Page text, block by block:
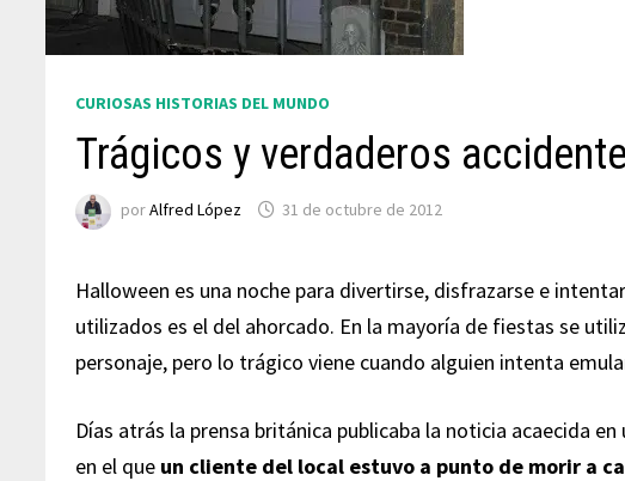
CURIOSAS HISTORIAS DEL MUNDO
Trágicos y verdaderos
porAlfred López 31 de octubre de 2012
Halloween es una noche para divertirse, disfrazarse e
utilizados es el del ahorcado. En la mayoría de fiestas se
personaje, pero lo trágico viene cuando alguien intenta
Días atrás la prensa británica publicaba la noticia acaecida
en el que un cliente del local estuvo a punto de morir a